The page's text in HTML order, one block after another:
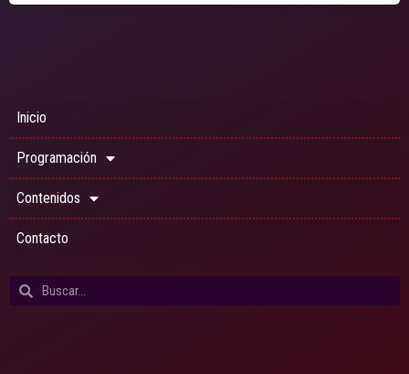
Inicio
Programación
Contenidos
Contacto